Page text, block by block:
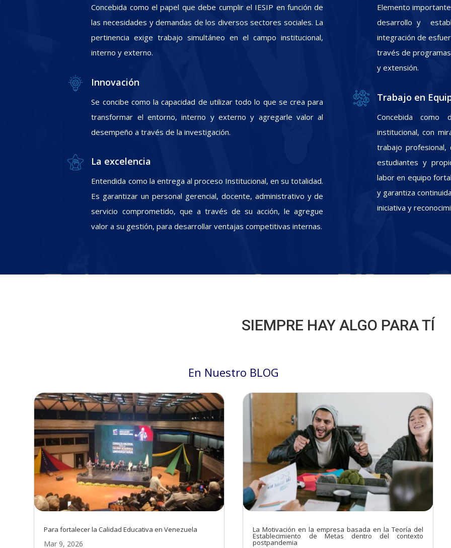
Concebida como el papel que debe cumplir el IESIP en función de
las necesidades y demandas de los diversos sectores sociales. La
pertinencia exige trabajo simultáneo en el campo institucional,
interno y externo.
Innovación
Se concibe como la capacidad de utilizar todo lo que se crea para
transformar el entorno, interno y externo y agregarle valor al
desempeño a través de la investigación.
La excelencia
Entendida como la entrega al proceso Institucional, en su totalidad.
Es garantizar un personal gerencial, docente, administrativo y de
servicio comprometido, que a través de su acción, le agregue
valor a su gestión, para desarrollar ventajas competitivas internas.
Elemento
desarrollo y
integración de
través de
y extensión.
Trabajo en
Concebida como
institucional, con
trabajo
estudiantes y
labor en equipo
y garantiza
iniciativa y
SIEMPRE HAY ALGO PARA TÍ
En Nuestro BLOG
Para fortalecer la Calidad Educativa en Venezuela
Mar 9, 2026
La Motivación en la empresa basada en la Teoría del
Establecimiento de Metas dentro del contexto
postpandemia